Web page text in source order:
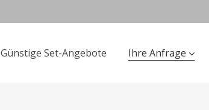
Günstige Set-Angebote Ihre Anfrage